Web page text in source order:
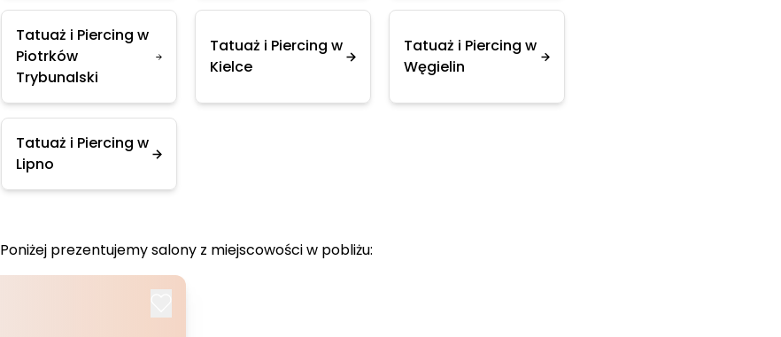
Tatuaż i Piercing w
Piotrków
Trybunalski
Tatuaż i Piercing w
Kielce
Tatuaż i Piercing w
Węgielin
Tatuaż i Piercing w
Lipno
Poniżej prezentujemy salony z miejscowości w pobliżu: